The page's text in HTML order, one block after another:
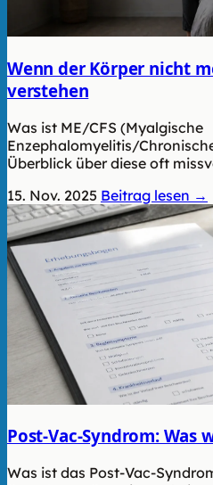
Wenn der Körper nicht
verstehen
Was ist ME/CFS (Myalgische
Enzephalomyelitis/
Überblick über diese oft
15. Nov. 2025 Beitrag lesen →
Post-Vac-Syndrom: Was
Was ist das Post-Vac-